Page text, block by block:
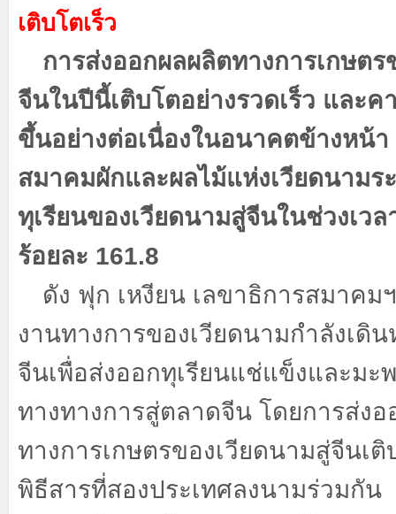
เติบโตเร็ว
การส่งออกผลผลิตทางการเกษตร
จีนในปีนี้เติบโตอย่างรวดเร็ว และค
ขึ้นอย่างต่อเนื่องในอนาคตข้างหน้
สมาคมผักและผลไม้แห่งเวียดนามร
ทุเรียนของเวียดนามสู่จีนในช่วงเว
ร้อยละ 161.8
ดัง ฟุก เหงียน เลขาธิการสมาคม
งานทางการของเวียดนามกำลังเดิ
จีนเพื่อส่งออกทุเรียนแช่แข็งและมะ
ทางทางการสู่ตลาดจีน โดยการส่ง
ทางการเกษตรของเวียดนามสู่จีนเ
พิธีสารที่สองประเทศลงนามร่วมกัน